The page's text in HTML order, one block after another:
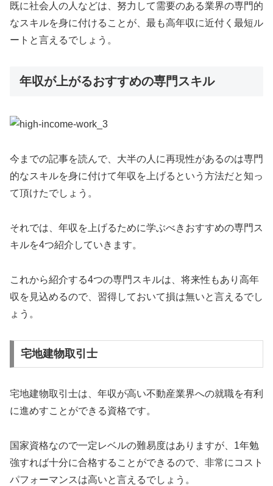
既に社会人の人などは、努力して需要のある業界の専門的
なスキルを身に付けることが、最も高年収に近付く最短ル
ートと言えるでしょう。
年収が上がるおすすめの専門スキル
今までの記事を読んで、大半の人に再現性があるのは専門
的なスキルを身に付けて年収を上げるという方法だと知っ
て頂けたでしょう。
それでは、年収を上げるために学ぶべきおすすめの専門ス
キルを4つ紹介していきます。
これから紹介する4つの専門スキルは、将来性もあり高年
収を見込めるので、習得しておいて損は無いと言えるでし
ょう。
宅地建物取引士
宅地建物取引士は、年収が高い不動産業界への就職を有利
に進めすことができる資格です。
国家資格なので一定レベルの難易度はありますが、1年勉
強すれば十分に合格することができるので、非常にコスト
パフォーマンスは高いと言えるでしょう。